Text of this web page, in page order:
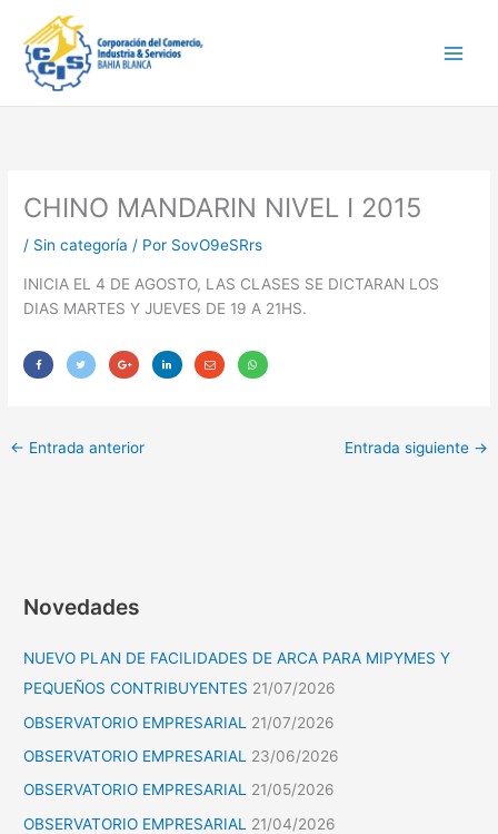
contenido
CHINO MANDARIN NIVEL I 2015
/ Sin categoría / Por SovO9eSRrs
INICIA EL 4 DE AGOSTO, LAS CLASES SE DICTARAN LOS
DIAS MARTES Y JUEVES DE 19 A 21HS.
← Entrada anterior Entrada siguiente →
Novedades
NUEVO PLAN DE FACILIDADES DE ARCA PARA MIPYMES Y
PEQUEÑOS CONTRIBUYENTES 21/07/2026
OBSERVATORIO EMPRESARIAL
21/07/2026
OBSERVATORIO EMPRESARIAL
23/06/2026
OBSERVATORIO EMPRESARIAL 21/05/2026
OBSERVATORIO EMPRESARIAL
21/04/2026